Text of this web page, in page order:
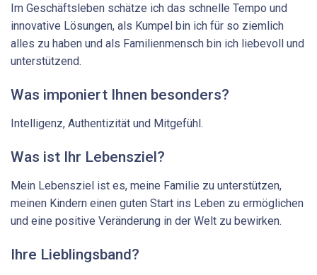
Im Geschäftsleben schätze ich das schnelle Tempo und
innovative Lösungen, als Kumpel bin ich für so ziemlich
alles zu haben und als Familienmensch bin ich liebevoll und
unterstützend.
Was imponiert Ihnen besonders?
Intelligenz, Authentizität und Mitgefühl.
Was ist Ihr Lebensziel?
Mein Lebensziel ist es, meine ­Familie zu unterstützen,
meinen Kindern einen guten Start ins Leben zu ermöglichen
und eine positive Veränderung in der Welt zu bewirken.
Ihre Lieblingsband?